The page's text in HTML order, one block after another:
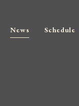
News Schedule